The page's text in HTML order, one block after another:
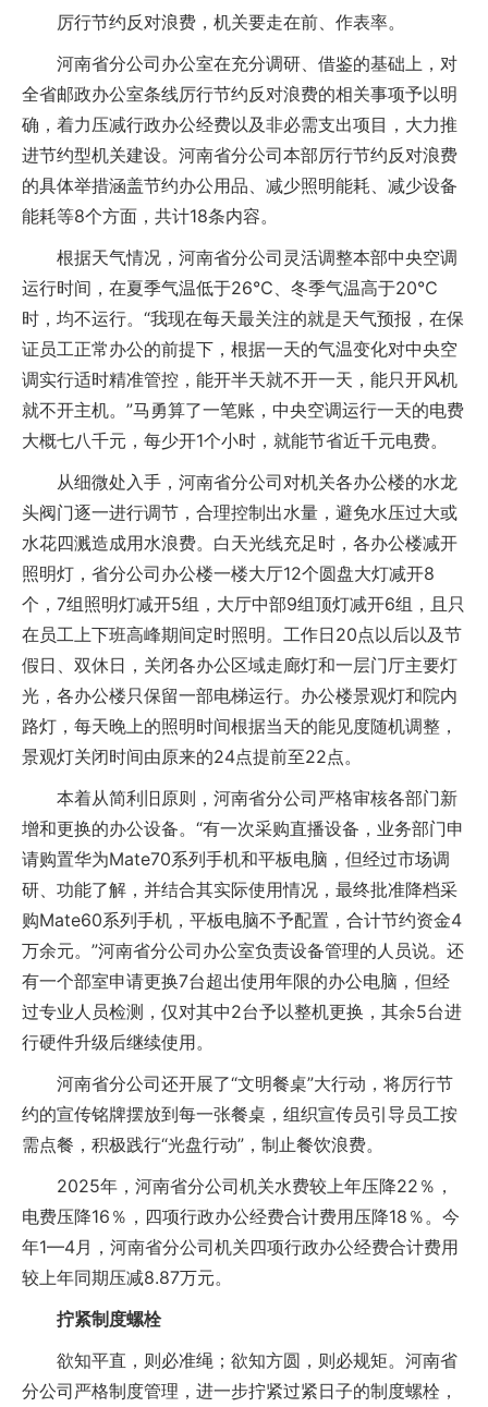
厉行节约反对浪费，机关要走在前、作表率。
河南省分公司办公室在充分调研、借鉴的基础上，对
全省邮政办公室条线厉行节约反对浪费的相关事项予以明
确，着力压减行政办公经费以及非必需支出项目，大力推
进节约型机关建设。河南省分公司本部厉行节约反对浪费
的具体举措涵盖节约办公用品、减少照明能耗、减少设备
能耗等8个方面，共计18条内容。
根据天气情况，河南省分公司灵活调整本部中央空调
运行时间，在夏季气温低于26℃、冬季气温高于20℃
时，均不运行。“我现在每天最关注的就是天气预报，在保
证员工正常办公的前提下，根据一天的气温变化对中央空
调实行适时精准管控，能开半天就不开一天，能只开风机
就不开主机。”马勇算了一笔账，中央空调运行一天的电费
大概七八千元，每少开1个小时，就能节省近千元电费。
从细微处入手，河南省分公司对机关各办公楼的水龙
头阀门逐一进行调节，合理控制出水量，避免水压过大或
水花四溅造成用水浪费。白天光线充足时，各办公楼减开
照明灯，省分公司办公楼一楼大厅12个圆盘大灯减开8
个，7组照明灯减开5组，大厅中部9组顶灯减开6组，且只
在员工上下班高峰期间定时照明。工作日20点以后以及节
假日、双休日，关闭各办公区域走廊灯和一层门厅主要灯
光，各办公楼只保留一部电梯运行。办公楼景观灯和院内
路灯，每天晚上的照明时间根据当天的能见度随机调整，
景观灯关闭时间由原来的24点提前至22点。
本着从简利旧原则，河南省分公司严格审核各部门新
增和更换的办公设备。“有一次采购直播设备，业务部门申
请购置华为Mate70系列手机和平板电脑，但经过市场调
研、功能了解，并结合其实际使用情况，最终批准降档采
购Mate60系列手机，平板电脑不予配置，合计节约资金4
万余元。”河南省分公司办公室负责设备管理的人员说。还
有一个部室申请更换7台超出使用年限的办公电脑，但经
过专业人员检测，仅对其中2台予以整机更换，其余5台进
行硬件升级后继续使用。
河南省分公司还开展了“文明餐桌”大行动，将厉行节
约的宣传铭牌摆放到每一张餐桌，组织宣传员引导员工按
需点餐，积极践行“光盘行动”，制止餐饮浪费。
2025年，河南省分公司机关水费较上年压降22％，
电费压降16％，四项行政办公经费合计费用压降18％。今
年1—4月，河南省分公司机关四项行政办公经费合计费用
较上年同期压减8.87万元。
拧紧制度螺栓
欲知平直，则必准绳；欲知方圆，则必规矩。河南省
分公司严格制度管理，进一步拧紧过紧日子的制度螺栓，